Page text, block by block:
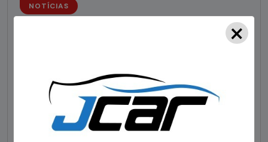
NOTÍCIAS
Foragido pela morte de delegado aposentado
29/01/2023
Um dos dois foragidos investigados pelo latrocínio de
um delegado aposentado em um bar de Criciúma, no
Sul catarinense, foi
×